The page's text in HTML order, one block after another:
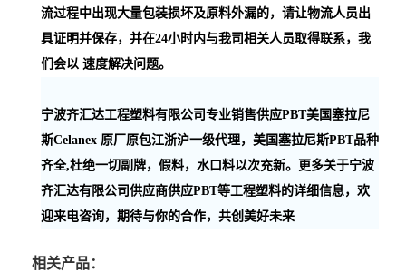
流过程中出现大量包装损坏及原料外漏的，请让物流人员出
具证明并保存，并在24小时内与我司相关人员取得联系，我
们会以 速度解决问题。
宁波齐汇达工程塑料有限公司专业销售供应PBT美国塞拉尼
斯Celanex 原厂原包江浙沪一级代理，美国塞拉尼斯PBT品种
齐全,杜绝一切副牌，假料，水口料以次充新。更多关于宁波
齐汇达有限公司供应商供应PBT等工程塑料的详细信息，欢
迎来电咨询，期待与你的合作，共创美好未来
相关产品：